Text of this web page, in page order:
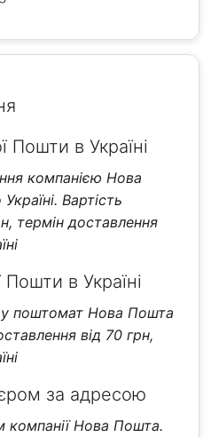
Пошти в Україні
компанією Нова
Вартість
термін доставлення
в Україні
у поштомат Нова Пошта
від 70 грн,
за адресою
компанії Нова Пошта.